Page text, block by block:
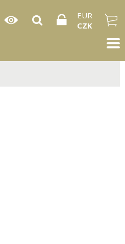
EUR
CZK